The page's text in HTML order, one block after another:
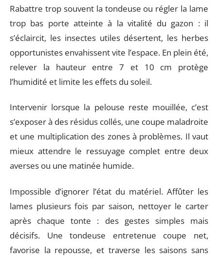
Rabattre trop souvent la tondeuse ou régler la lame
trop bas porte atteinte à la vitalité du gazon : il
s’éclaircit, les insectes utiles désertent, les herbes
opportunistes envahissent vite l’espace. En plein été,
relever la hauteur entre 7 et 10 cm protège
l’humidité et limite les effets du soleil.
Intervenir lorsque la pelouse reste mouillée, c’est
s’exposer à des résidus collés, une coupe maladroite
et une multiplication des zones à problèmes. Il vaut
mieux attendre le ressuyage complet entre deux
averses ou une matinée humide.
Impossible d’ignorer l’état du matériel. Affûter les
lames plusieurs fois par saison, nettoyer le carter
après chaque tonte : des gestes simples mais
décisifs. Une tondeuse entretenue coupe net,
favorise la repousse, et traverse les saisons sans